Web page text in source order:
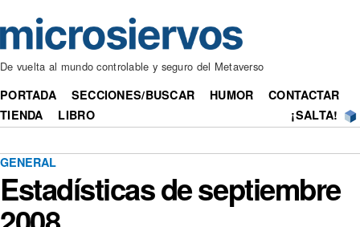
De vuelta al mundo controlable y seguro del Metaverso
PORTADA SECCIONES/BUSCAR HUMOR
CONTACTAR
TIENDA
LIBRO ¡SALTA!
GENERAL
Estadísticas de septiembre